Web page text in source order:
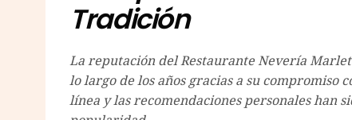
Tradición
La reputación del Restaurante Nevería
lo largo de los años gracias a su compromiso
línea y las recomendaciones personales han